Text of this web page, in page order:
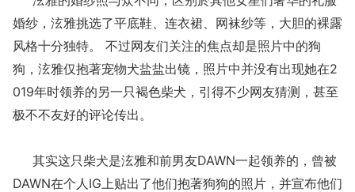
婚纱，泫雅挑选了平底鞋、连衣裙、网袜纱等，大胆的裸露
风格十分独特。 不过网友们关注的焦点却是照片中的狗
狗，泫雅仅抱著宠物犬盐盐出镜，照片中并没有出现她在2
019年时领养的另一只褐色柴犬，引得不少网友猜测，甚至
极不不友好的评论传出。
其实这只柴犬是泫雅和前男友DAWN一起领养的，曾被
DAWN在个人IG上贴出了他们抱著狗狗的照片，并宣布他们